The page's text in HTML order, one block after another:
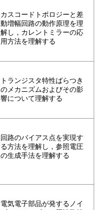
カスコードトポロジーと差
動増幅回路の動作原理を理
解し，カレントミラーの応
用方法を理解する
トランジスタ特性ばらつき
のメカニズムおよびその影
響について理解する
回路のバイアス点を実現す
る方法を理解し，参照電圧
の生成手法を理解する
電気電子部品が発するノイ